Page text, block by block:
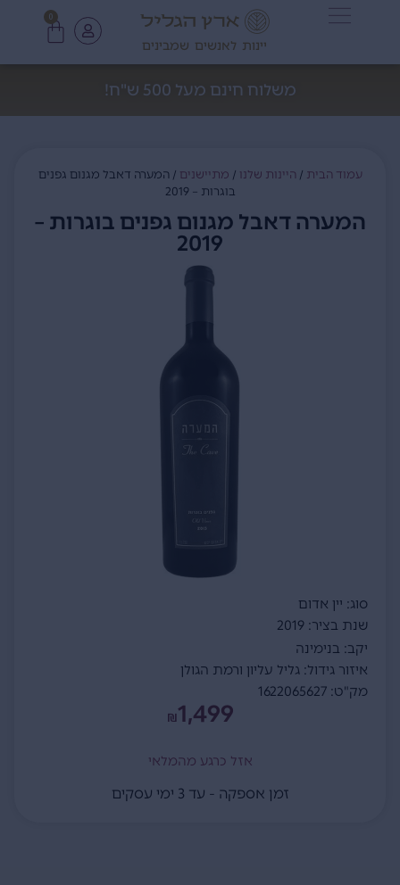
יינות לאנשים שמבינים
0
משלוח חינם מעל 500 ש"ח!
עמוד הבית / היינות שלנו / מתיישנים / המערה דאבל מגנום גפנים
בוגרות – 2019
המערה דאבל מגנום גפנים בוגרות –
2019
סוג: יין אדום
שנת בציר: 2019
יקב: בנימינה
איזור גידול: גליל עליון ורמת הגולן
מק"ט: 1622065627
₪1,499
אזל כרגע מהמלאי
זמן אספקה - עד 3 ימי עסקים